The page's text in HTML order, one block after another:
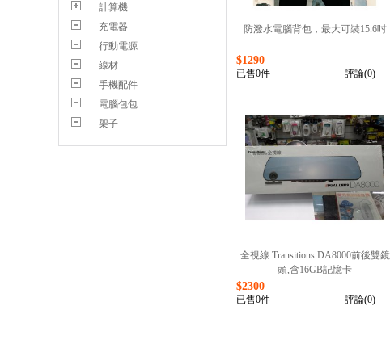
計算機
充電器
行動電源
線材
手機配件
電腦包包
架子
防潑水電腦背包，最大可裝15.6吋
$1290
已售0件 評論(0)
全視線 Transitions DA8000前後雙鏡
頭,含16GB記憶卡
$2300
已售0件 評論(0)